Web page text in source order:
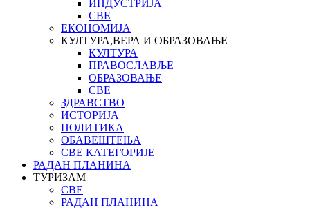
ИНДУСТРИЈА
СВЕ
ЕКОНОМИЈА
КУЛТУРА,ВЕРА И ОБРАЗОВАЊЕ
КУЛТУРА
ПРАВОСЛАВЉЕ
ОБРАЗОВАЊЕ
СВЕ
ЗДРАВСТВО
ИСТОРИЈА
ПОЛИТИКА
ОБАВЕШТЕЊА
СВЕ КАТЕГОРИЈЕ
РАДАН ПЛАНИНА
ТУРИЗАМ
СВЕ
РАДАН ПЛАНИНА